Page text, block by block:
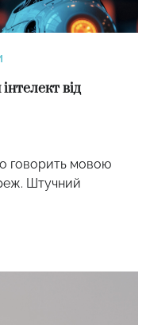
від
говорить мовою
Штучний